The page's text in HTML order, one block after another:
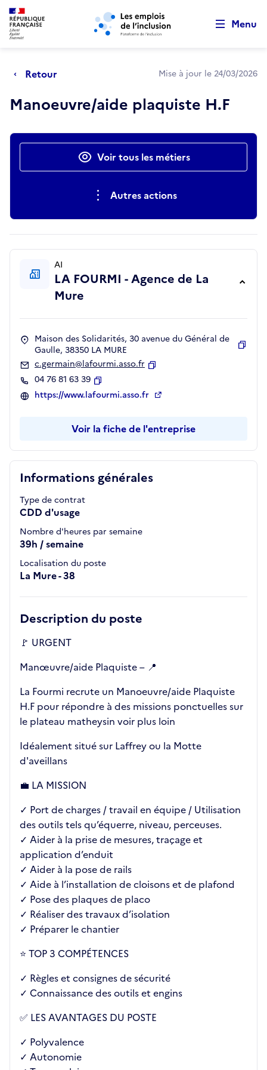
Aller au menu principal Aller au contenu principal
Menu
Retour Mise à jour le 24/03/2026
Manoeuvre/aide plaquiste H.F
Actions rapidesVoir tous les métiers
Autres actions
Informations générales
Type de contrat
CDD d'usage
Nombre d'heures par semaine
39h / semaine
Localisation du poste
La Mure - 38
Description du poste
🚩 URGENT
Manœuvre/aide Plaquiste – 📍
La Fourmi recrute un Manoeuvre/aide Plaquiste
H.F pour répondre à des missions ponctuelles sur
le plateau matheysin voir plus loin
Idéalement situé sur Laffrey ou la Motte
d'aveillans
💼 LA MISSION
✓ Port de charges / travail en équipe / Utilisation
des outils tels qu’équerre, niveau, perceuses.
✓ Aider à la prise de mesures, traçage et
application d’enduit
✓ Aider à la pose de rails
✓ Aide à l’installation de cloisons et de plafond
✓ Pose des plaques de placo
✓ Réaliser des travaux d’isolation
✓ Préparer le chantier
⭐ TOP 3 COMPÉTENCES
✓ Règles et consignes de sécurité
✓ Connaissance des outils et engins
✅ LES AVANTAGES DU POSTE
✓ Polyvalence
✓ Autonomie
AI
LA FOURMI - Agence de La
Mure
Maison des Solidarités, 30 avenue du Général de
Gaulle, 38350 LA MURE
c.germain@lafourmi.asso.fr
04 76 81 63 39
Copier
https://www.lafourmi.asso.fr
Voir la fiche de l'entreprise
Retour au début de la page
Panneau de gestion des cookies